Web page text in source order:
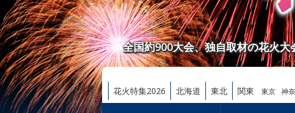
全国約900大会、独自取材の花火
花火特集2026 北海道 東北 関東 東京 神